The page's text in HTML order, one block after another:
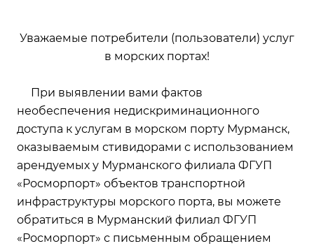
Уважаемые потребители (пользователи) услуг
в морских портах!
При выявлении вами фактов
необеспечения недискриминационного
доступа к услугам в морском порту Мурманск,
оказываемым стивидорами с использованием
арендуемых у Мурманского филиала ФГУП
«Росморпорт» объектов транспортной
инфраструктуры морского порта, вы можете
обратиться в Мурманский филиал ФГУП
«Росморпорт» с письменным обращением